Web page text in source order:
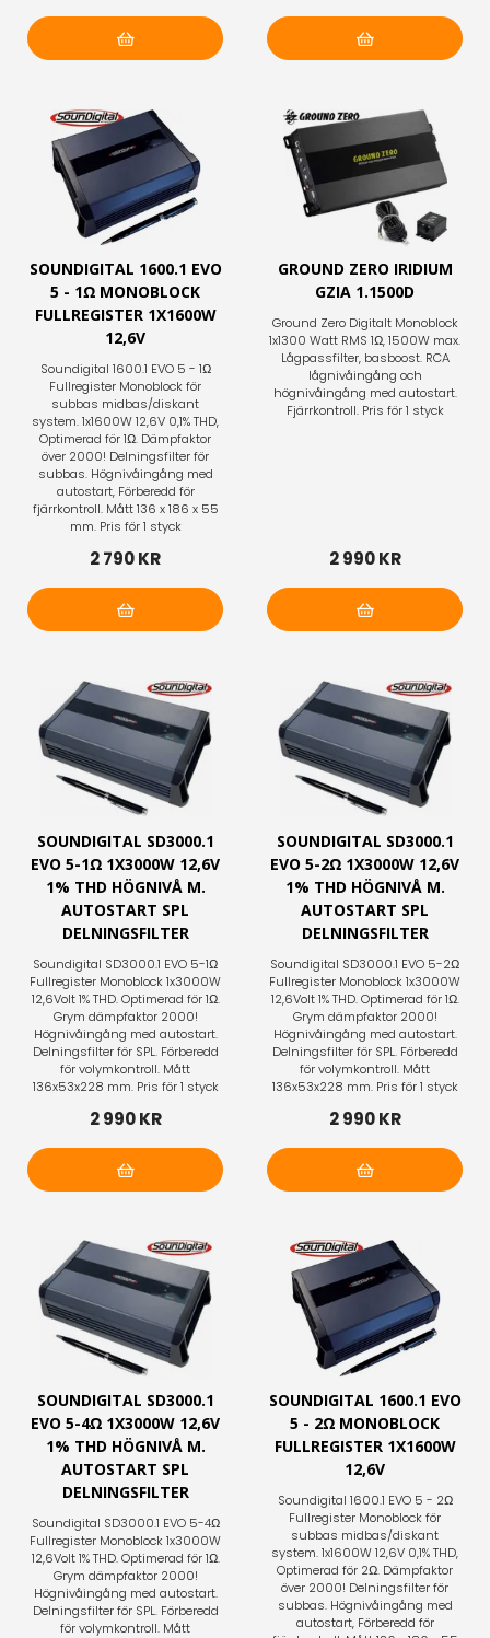
SOUNDIGITAL 1600.1 EVO
5 - 1Ω MONOBLOCK
FULLREGISTER 1X1600W
12,6V
Soundigital 1600.1 EVO 5 - 1Ω
Fullregister Monoblock för
subbas midbas/diskant
system. 1x1600W 12,6V 0,1% THD,
Optimerad för 1Ω. Dämpfaktor
över 2000! Delningsfilter för
subbas. Högnivåingång med
autostart, Förberedd för
fjärrkontroll. Mått 136 x 186 x 55
mm. Pris för 1 styck
2 790 KR
GROUND ZERO IRIDIUM
GZIA 1.1500D
Ground Zero Digitalt Monoblock
1x1300 Watt RMS 1Ω, 1500W max.
Lågpassfilter, basboost. RCA
lågnivåingång och
högnivåingång med autostart.
Fjärrkontroll. Pris för 1 styck
2 990 KR
SOUNDIGITAL SD3000.1
EVO 5-1Ω 1X3000W 12,6V
1% THD HÖGNIVÅ M.
AUTOSTART SPL
DELNINGSFILTER
Soundigital SD3000.1 EVO 5-1Ω
Fullregister Monoblock 1x3000W
12,6Volt 1% THD. Optimerad för 1Ω.
Grym dämpfaktor 2000!
Högnivåingång med autostart.
Delningsfilter för SPL. Förberedd
för volymkontroll. Mått
136x53x228 mm. Pris för 1 styck
2 990 KR
SOUNDIGITAL SD3000.1
EVO 5-2Ω 1X3000W 12,6V
1% THD HÖGNIVÅ M.
AUTOSTART SPL
DELNINGSFILTER
Soundigital SD3000.1 EVO 5-2Ω
Fullregister Monoblock 1x3000W
12,6Volt 1% THD. Optimerad för 1Ω.
Grym dämpfaktor 2000!
Högnivåingång med autostart.
Delningsfilter för SPL. Förberedd
för volymkontroll. Mått
136x53x228 mm. Pris för 1 styck
2 990 KR
SOUNDIGITAL SD3000.1
EVO 5-4Ω 1X3000W 12,6V
1% THD HÖGNIVÅ M.
AUTOSTART SPL
DELNINGSFILTER
Soundigital SD3000.1 EVO 5-4Ω
Fullregister Monoblock 1x3000W
12,6Volt 1% THD. Optimerad för 1Ω.
Grym dämpfaktor 2000!
Högnivåingång med autostart.
Delningsfilter för SPL. Förberedd
för volymkontroll. Mått
SOUNDIGITAL 1600.1 EVO
5 - 2Ω MONOBLOCK
FULLREGISTER 1X1600W
12,6V
Soundigital 1600.1 EVO 5 - 2Ω
Fullregister Monoblock för
subbas midbas/diskant
system. 1x1600W 12,6V 0,1% THD,
Optimerad för 2Ω. Dämpfaktor
över 2000! Delningsfilter för
subbas. Högnivåingång med
autostart, Förberedd för